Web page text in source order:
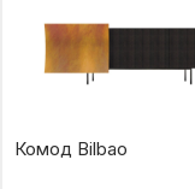
Комод Bilbao